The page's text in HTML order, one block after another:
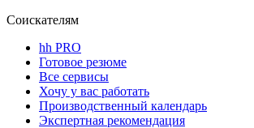
Соискателям
hh PRO
Готовое резюме
Все сервисы
Хочу у вас работать
Производственный календарь
Экспертная рекомендация